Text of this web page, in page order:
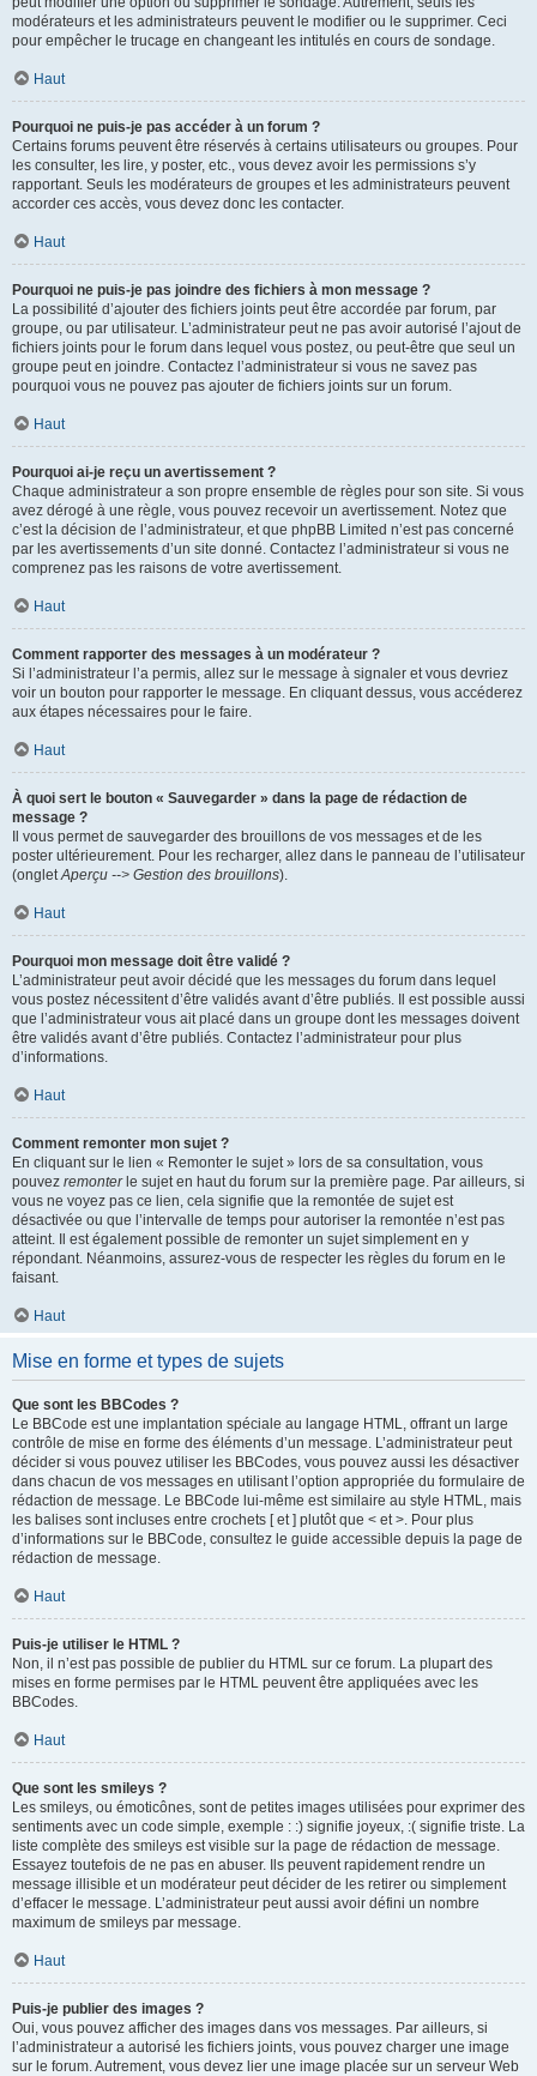
modérateurs et les administrateurs peuvent le modifier ou le supprimer. Ceci
pour empêcher le trucage en changeant les intitulés en cours de sondage.
Haut
Pourquoi ne puis-je pas accéder à un forum ?
Certains forums peuvent être réservés à certains utilisateurs ou groupes. Pour
les consulter, les lire, y poster, etc., vous devez avoir les permissions s’y
rapportant. Seuls les modérateurs de groupes et les administrateurs peuvent
accorder ces accès, vous devez donc les contacter.
Haut
Pourquoi ne puis-je pas joindre des fichiers à mon message ?
La possibilité d’ajouter des fichiers joints peut être accordée par forum, par
groupe, ou par utilisateur. L’administrateur peut ne pas avoir autorisé l’ajout de
fichiers joints pour le forum dans lequel vous postez, ou peut-être que seul un
groupe peut en joindre. Contactez l’administrateur si vous ne savez pas
pourquoi vous ne pouvez pas ajouter de fichiers joints sur un forum.
Haut
Pourquoi ai-je reçu un avertissement ?
Chaque administrateur a son propre ensemble de règles pour son site. Si vous
avez dérogé à une règle, vous pouvez recevoir un avertissement. Notez que
c’est la décision de l’administrateur, et que phpBB Limited n’est pas concerné
par les avertissements d’un site donné. Contactez l’administrateur si vous ne
comprenez pas les raisons de votre avertissement.
Haut
Comment rapporter des messages à un modérateur ?
Si l’administrateur l’a permis, allez sur le message à signaler et vous devriez
voir un bouton pour rapporter le message. En cliquant dessus, vous accéderez
aux étapes nécessaires pour le faire.
Haut
À quoi sert le bouton « Sauvegarder » dans la page de rédaction de
message ?
Il vous permet de sauvegarder des brouillons de vos messages et de les
poster ultérieurement. Pour les recharger, allez dans le panneau de l’utilisateur
(ongletAperçu --> Gestion des brouillons).
Haut
Pourquoi mon message doit être validé ?
L’administrateur peut avoir décidé que les messages du forum dans lequel
vous postez nécessitent d’être validés avant d’être publiés. Il est possible aussi
que l’administrateur vous ait placé dans un groupe dont les messages doivent
être validés avant d’être publiés. Contactez l’administrateur pour plus
d’informations.
Haut
Comment remonter mon sujet ?
En cliquant sur le lien « Remonter le sujet » lors de sa consultation, vous
pouvez remonterle sujet en haut du forum sur la première page. Par ailleurs, si
vous ne voyez pas ce lien, cela signifie que la remontée de sujet est
désactivée ou que l’intervalle de temps pour autoriser la remontée n’est pas
atteint. Il est également possible de remonter un sujet simplement en y
répondant. Néanmoins, assurez-vous de respecter les règles du forum en le
faisant.
Haut
Mise en forme et types de sujets
Que sont les BBCodes ?
Le BBCode est une implantation spéciale au langage HTML, offrant un large
contrôle de mise en forme des éléments d’un message. L’administrateur peut
décider si vous pouvez utiliser les BBCodes, vous pouvez aussi les désactiver
dans chacun de vos messages en utilisant l’option appropriée du formulaire de
rédaction de message. Le BBCode lui-même est similaire au style HTML, mais
les balises sont incluses entre crochets [ et ] plutôt que < et >. Pour plus
d’informations sur le BBCode, consultez le guide accessible depuis la page de
rédaction de message.
Haut
Puis-je utiliser le HTML ?
Non, il n’est pas possible de publier du HTML sur ce forum. La plupart des
mises en forme permises par le HTML peuvent être appliquées avec les
BBCodes.
Haut
Que sont les smileys ?
Les smileys, ou émoticônes, sont de petites images utilisées pour exprimer des
sentiments avec un code simple, exemple : :) signifie joyeux, :( signifie triste. La
liste complète des smileys est visible sur la page de rédaction de message.
Essayez toutefois de ne pas en abuser. Ils peuvent rapidement rendre un
message illisible et un modérateur peut décider de les retirer ou simplement
d’effacer le message. L’administrateur peut aussi avoir défini un nombre
maximum de smileys par message.
Haut
Puis-je publier des images ?
Oui, vous pouvez afficher des images dans vos messages. Par ailleurs, si
l’administrateur a autorisé les fichiers joints, vous pouvez charger une image
sur le forum. Autrement, vous devez lier une image placée sur un serveur Web